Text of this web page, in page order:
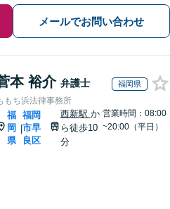
メールでお問い合わせ
本 裕介 弁護士 福岡県
もち浜法律事務所
福
岡
県
|
福岡
市早
良区
西新駅 か
ら徒歩10
分
営業時間：08:00
~20:00（平日）